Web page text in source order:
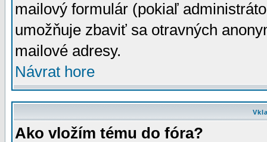
mailový formulár (pokiaľ
umožňuje zbaviť sa otravných
mailové adresy.
Návrat hore
Ako vložím tému do fóra?